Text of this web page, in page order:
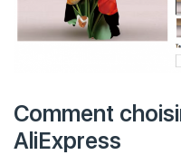
Comment
AliExpress